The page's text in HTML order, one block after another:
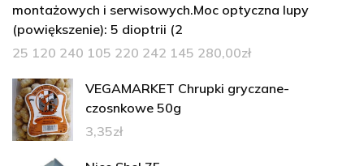
montażowych i serwisowych.Moc optyczna lupy
(powiększenie): 5 dioptrii (2
25 120 240 105 220 242 145 280,00zł
VEGAMARKET Chrupki gryczane-
czosnkowe 50g
3,35zł